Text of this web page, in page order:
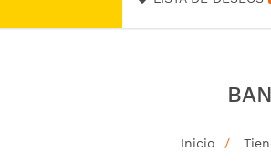
Inicio